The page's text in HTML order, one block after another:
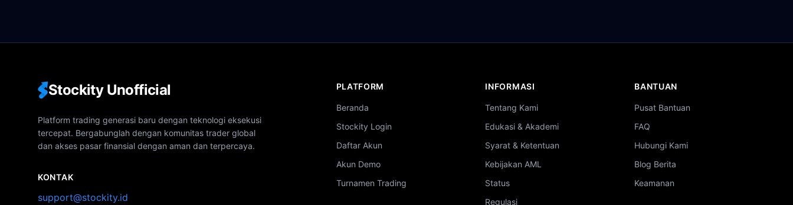
Stockity Unofficial
Platform trading generasi baru dengan teknologi eksekusi
tercepat. Bergabunglah dengan komunitas trader global
dan akses pasar finansial dengan aman dan terpercaya.
KONTAK
support@stockity.id
PLATFORM
Beranda
Stockity Login
Daftar Akun
Akun Demo
Turnamen Trading
INFORMASI
Tentang Kami
Edukasi & Akademi
Syarat & Ketentuan
Kebijakan AML
Status
Regulasi
BANTUAN
Pusat Bantuan
FAQ
Hubungi Kami
Blog Berita
Keamanan